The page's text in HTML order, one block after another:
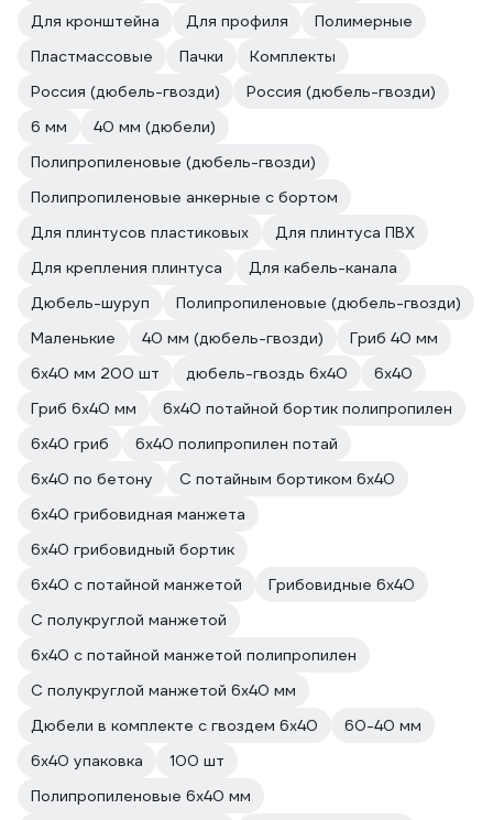
Для кронштейна
Для профиля
Полимерные
Пластмассовые
Пачки
Комплекты
Россия (дюбель-гвозди)
Россия (дюбель-гвозди)
6 мм
40 мм (дюбели)
Полипропиленовые (дюбель-гвозди)
Полипропиленовые анкерные с бортом
Для плинтусов пластиковых
Для плинтуса ПВХ
Для крепления плинтуса
Для кабель-канала
Дюбель-шуруп
Полипропиленовые (дюбель-гвозди)
Маленькие
40 мм (дюбель-гвозди)
Гриб 40 мм
6х40 мм 200 шт
дюбель-гвоздь 6х40
6х40
Гриб 6х40 мм
6х40 потайной бортик полипропилен
6х40 гриб
6х40 полипропилен потай
6х40 по бетону
С потайным бортиком 6х40
6х40 грибовидная манжета
6х40 грибовидный бортик
6х40 с потайной манжетой
Грибовидные 6х40
С полукруглой манжетой
6х40 с потайной манжетой полипропилен
С полукруглой манжетой 6x40 мм
Дюбели в комплекте с гвоздем 6х40
60-40 мм
6х40 упаковка
100 шт
Полипропиленовые 6х40 мм